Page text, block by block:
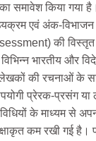
का समावेश किया
एवं अंक-
की विस्तृत
विभिन्न भारतीय और
की रचनाओं के
प्रेरक-प्रसंग
के माध्यम से
कम रखी गई है।